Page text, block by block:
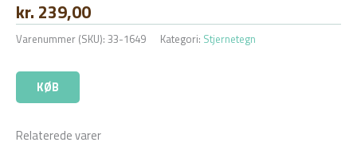
kr. 239,00
Varenummer (SKU): 33-1649 Kategori: Stjernetegn
KØB
Relaterede varer